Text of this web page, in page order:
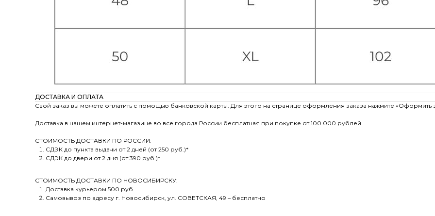
ДОСТАВКА И ОПЛАТА
Свой заказ вы можете оплатить с помощью банковской карты. Для этого на странице оформления заказа нажмите
Доставка в нашем интернет-магазине во все города России бесплатная при покупке от 100 000 рублей.
СТОИМОСТЬ ДОСТАВКИ ПО РОССИИ:
СДЭК до пункта выдачи от 2 дней (от 250 руб.)*
СДЭК до двери от 2 дня (от 390 руб.)*
СТОИМОСТЬ ДОСТАВКИ ПО НОВОСИБИРСКУ:
Доставка курьером 500 руб.
Самовывоз по адресу г. Новосибирск, ул. СОВЕТСКАЯ, 49 – бесплатно